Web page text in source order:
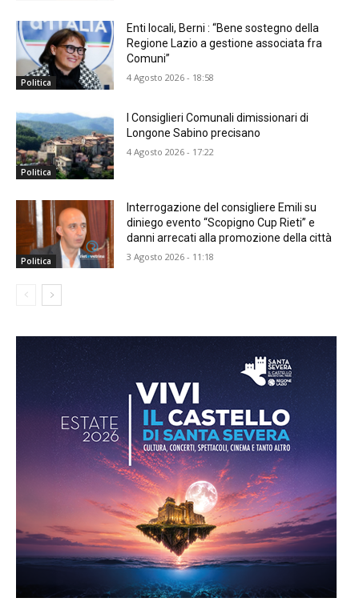
Politica
Enti locali, Berni : “Bene sostegno della
Regione Lazio a gestione associata fra
Comuni”
4 Agosto 2026 - 18:58
Politica
I Consiglieri Comunali dimissionari di
Longone Sabino precisano
4 Agosto 2026 - 17:22
Politica
Interrogazione del consigliere Emili su
diniego evento “Scopigno Cup Rieti” e
danni arrecati alla promozione della città
3 Agosto 2026 - 11:18